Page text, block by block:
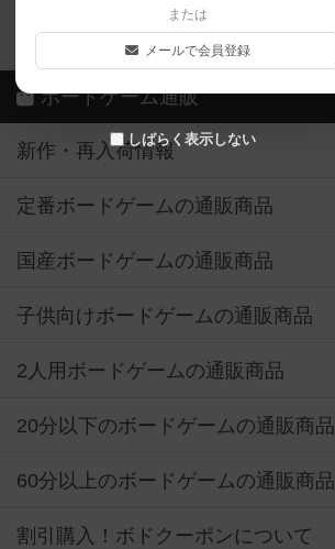
または
メールで会員登録
しばらく表示しない
ボドゲーマご利用案内
ボードゲーム通販
新作・再入荷情報
定番ボードゲームの通販商品
国産ボードゲームの通販商品
子供向けボードゲームの通販商品
2人用ボードゲームの通販商品
20分以下のボードゲームの通販商品
60分以上のボードゲームの通販商品
割引購入！ボドクーポンについて